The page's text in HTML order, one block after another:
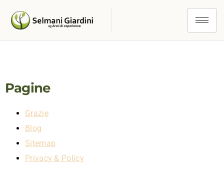
Pagine
Grazie
Blog
Sitemap
Privacy & Policy